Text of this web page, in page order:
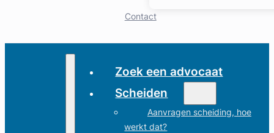
Contact
Zoek een advocaat
Scheiden
Aanvragen scheiding, hoe
werkt dat?